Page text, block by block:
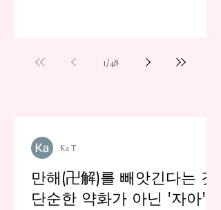
1/48
만해(卍解)를 빼앗긴다는 것:
단순한 약화가 아닌 '자아'를
Ka T